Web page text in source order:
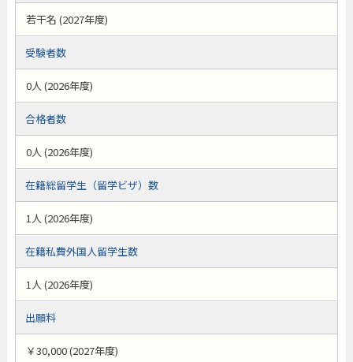
若干名 (2027年度)
受験者数
0人 (2026年度)
合格者数
0人 (2026年度)
在籍総留学生（留学ビザ）数
1人 (2026年度)
在籍私費外国人留学生数
1人 (2026年度)
出願料
￥30,000 (2027年度)